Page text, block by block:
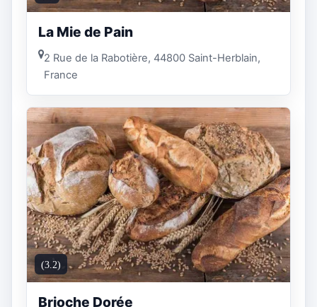
La Mie de Pain
2 Rue de la Rabotière, 44800 Saint-Herblain,
France
(3.2)
Brioche Dorée